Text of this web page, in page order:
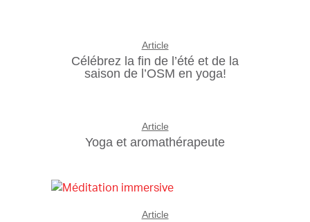
Article
Célébrez la fin de l’été et de la
saison de l’OSM en yoga!
Article
Yoga et aromathérapeute
Article